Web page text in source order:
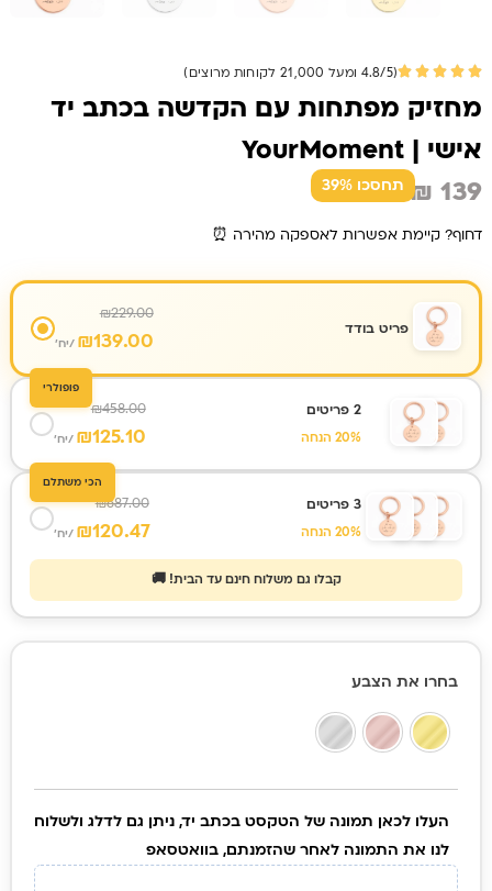
(4.8/5 ומעל 21,000 לקוחות מרוצים)
מחזיק מפתחות עם הקדשה בכתב יד
אישי | YourMoment
₪ 139 תחסכו 39%
דחוף? קיימת אפשרות לאספקה מהירה ⏰
פריט בודד
₪229.00
₪139.00 /יח'
פופולרי
2 פריטים
20% הנחה
₪458.00
₪125.10 /יח'
הכי משתלם
3 פריטים
20% הנחה
₪687.00
₪120.47 /יח'
קבלו גם משלוח חינם עד הבית! 🚚
בחרו את הצבע
העלו לכאן תמונה של הטקסט בכתב יד, ניתן גם לדלג ולשלוח
לנו את התמונה לאחר שהזמנתם, בוואטסאפ
מחזיק
מפתחות עם
הקדשה בכתב